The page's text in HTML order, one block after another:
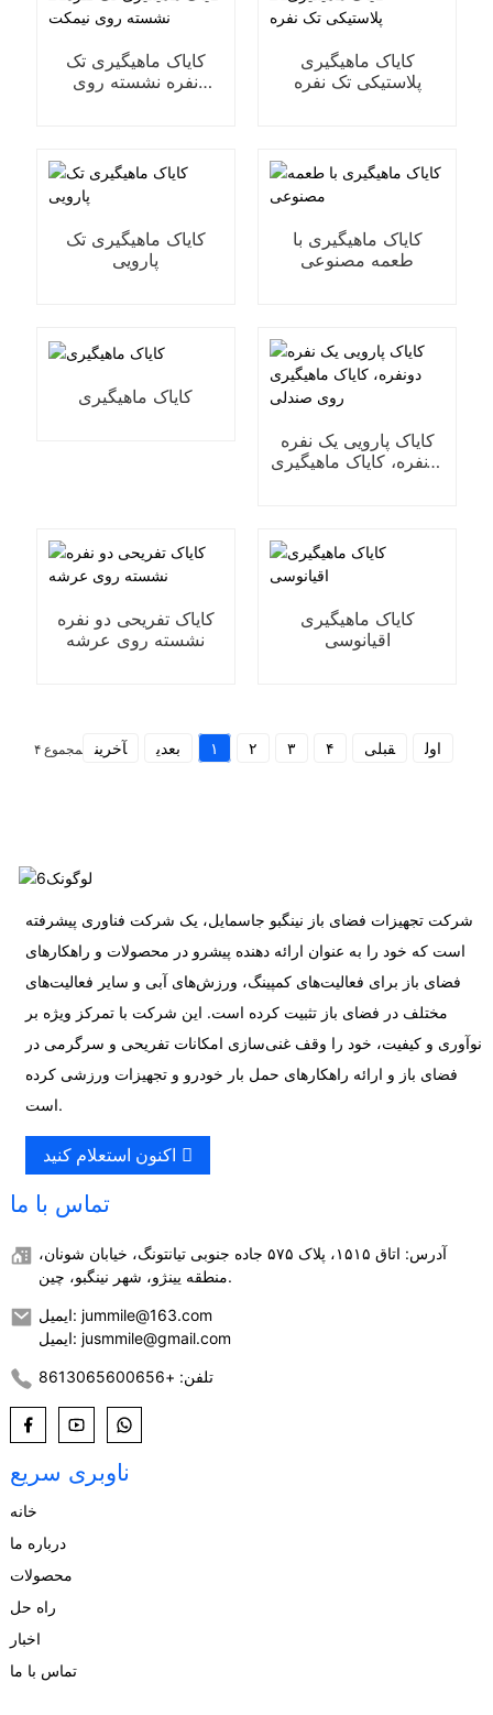
کایاک ماهیگیری تک
نفره نشسته روی
کایاک ماهیگیری
پلاستیکی تک نفره
کایاک ماهیگیری تک
پارویی
کایاک ماهیگیری با
طعمه مصنوعی
کایاک ماهیگیری
کایاک پارویی یک نفره
دونفره، کایاک ماهیگیری
کایاک تفریحی دو نفره
نشسته روی عرشه
کایاک ماهیگیری
اقیانوسی
اول قبلی ۱ ۲ ۳ ۴ بعدی آخرین مجموع ۴
شرکت تجهیزات فضای باز نینگبو جاسمایل، یک شرکت فناوری پیشرفته
است که خود را به عنوان ارائه دهنده پیشرو در محصولات و راهکارهای
فضای باز برای فعالیت‌های کمپینگ، ورزش‌های آبی و سایر فعالیت‌های
مختلف در فضای باز تثبیت کرده است. این شرکت با تمرکز ویژه بر
نوآوری و کیفیت، خود را وقف غنی‌سازی امکانات تفریحی و سرگرمی در
فضای باز و ارائه راهکارهای حمل بار خودرو و تجهیزات ورزشی کرده
است.
اکنون استعلام کنید
تماس با ما
آدرس: اتاق ۱۵۱۵، پلاک ۵۷۵ جاده جنوبی تیانتونگ، خیابان شونان،
منطقه یینژو، شهر نینگبو، چین.
ایمیل: jummile@163.com
ایمیل: jusmmile@gmail.com
تلفن: +8613065600656
ناوبری سریع
خانه
درباره ما
محصولات
راه حل
اخبار
تماس با ما